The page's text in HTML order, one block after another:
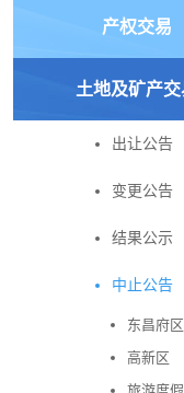
产权交易
土地及矿产交
出让公告
变更公告
结果公示
中止公告
东昌府区
高新区